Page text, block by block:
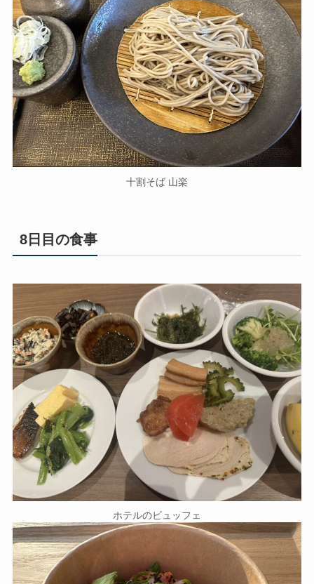
十割そば 山楽
8日目の食事
ホテルのビュッフェ